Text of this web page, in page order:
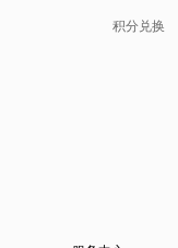
积分兑换